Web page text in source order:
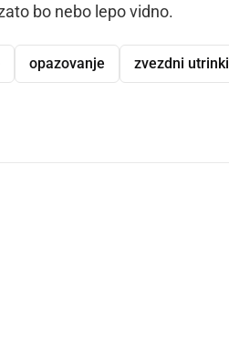
bo nebo lepo vidno.
opazovanje zvezdni utrinki